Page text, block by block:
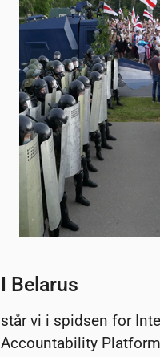
I Belarus
står vi i spidsen for
Accountability